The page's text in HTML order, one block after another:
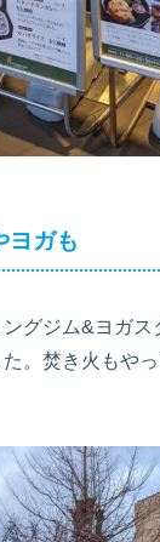
ヨガも
グジム&ヨガス
。焚き火もや